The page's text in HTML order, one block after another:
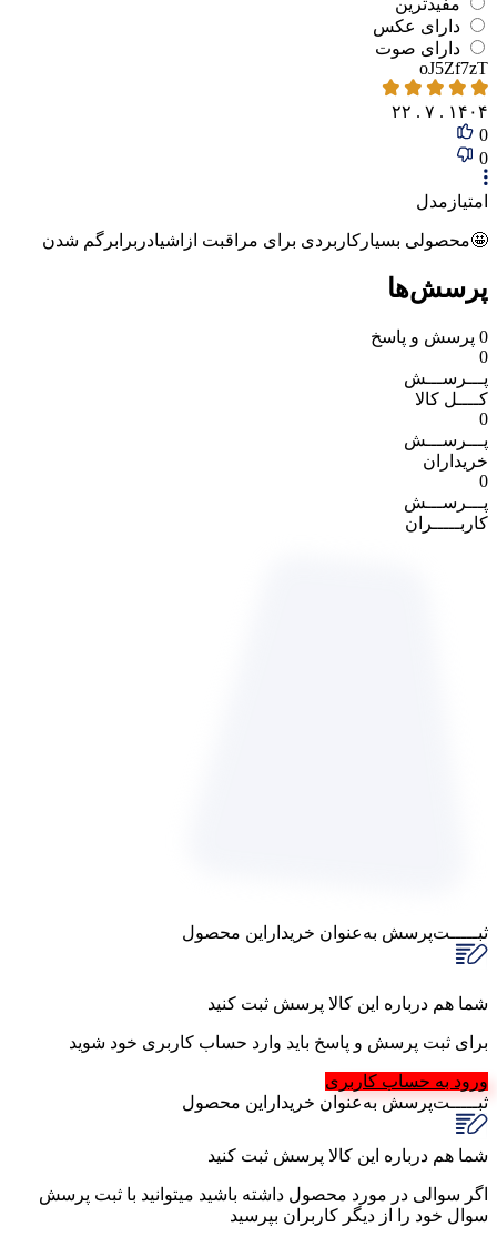
دارای‌ عکس
دارای‌ صوت
oJ5Zf7zT
۱۴۰۴ . ۷ . ۲۲
0
0
امتیازمدل
🤩محصولی بسیارکاربردی برای مراقبت ازاشیادربرابرگم شدن
پرسش‌ها
0 پرسش و پاسخ
0
پـــرســـش
کــــل کالا
0
پـــرســـش
خریداران
0
پـــرســـش
کاربـــــران
ثبـــــت‌پرسش به‌عنوان ‌خریدار‌این‌ محصول
شما هم درباره این کالا پرسش ثبت کنید
برای ثبت پرسش و پاسخ باید وارد حساب کاربری خود شوید
ورود به حساب کاربری
ثبـــــت‌پرسشبه‌عنوان ‌خریدار‌این‌ محصول
شما هم درباره این کالا پرسش ثبت کنید
اگر سوالی در مورد محصول داشته باشید میتوانید با ثبت پرسش
سوال خود را از دیگر کاربران بپرسید